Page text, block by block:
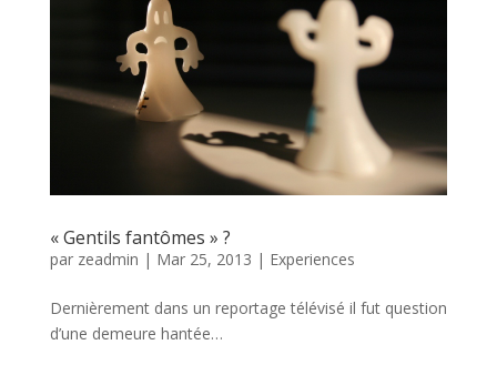
« Gentils fantômes » ?
par zeadmin | Mar 25, 2013 | Experiences
Dernièrement dans un reportage télévisé il fut question
d’une demeure hantée…